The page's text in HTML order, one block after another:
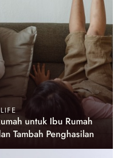
LIFE
untuk Ibu Rumah
Tambah Penghasilan